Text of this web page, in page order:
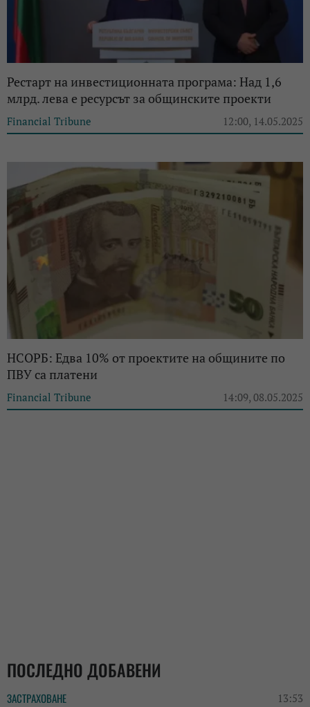
Рестарт на инвестиционната програма: Над 1,6
млрд. лева е ресурсът за общинските проекти
Financial Tribune 12:00, 14.05.2025
НСОРБ: Едва 10% от проектите на общините по
ПВУ са платени
Financial Tribune 14:09, 08.05.2025
ПОСЛЕДНО ДОБАВЕНИ
ЗАСТРАХОВАНЕ 13:53